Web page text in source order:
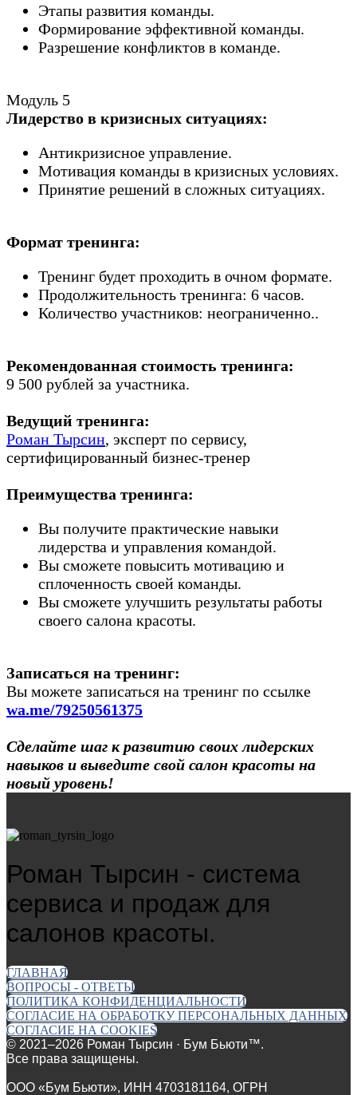
Этапы развития команды.
Формирование эффективной команды.
Разрешение конфликтов в команде.
Модуль 5
Лидерство в кризисных ситуациях:
Антикризисное управление.
Мотивация команды в кризисных условиях.
Принятие решений в сложных ситуациях.
Формат тренинга:
Тренинг будет проходить в очном формате.
Продолжительность тренинга: 6 часов.
Количество участников: неограниченно..
Рекомендованная стоимость тренинга:
9 500 рублей за участника.
Ведущий тренинга:
Роман Тырсин, эксперт по сервису,
сертифицированный бизнес-тренер
Преимущества тренинга:
Вы получите практические навыки
лидерства и управления командой.
Вы сможете повысить мотивацию и
сплоченность своей команды.
Вы сможете улучшить результаты работы
своего салона красоты.
Записаться на тренинг:
Вы можете записаться на тренинг по ссылке
wa.me/79250561375
Сделайте шаг к развитию своих лидерских
навыков и выведите свой салон красоты на
новый уровень!
Роман Тырсин - система
сервиса и продаж для
салонов красоты.
ГЛАВНАЯ
ВОПРОСЫ - ОТВЕТЫ
ПОЛИТИКА КОНФИДЕНЦИАЛЬНОСТИ
СОГЛАСИЕ НА ОБРАБОТКУ ПЕРСОНАЛЬНЫХ ДАННЫХ
СОГЛАСИЕ НА COOKIES
© 2021–2026 Роман Тырсин · Бум Бьюти™.
Все права защищены.
ООО «Бум Бьюти», ИНН 4703181164, ОГРН